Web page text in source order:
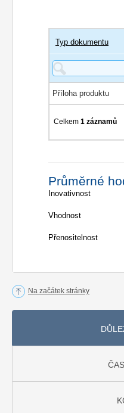
Typ dokumentu
Příloha produktu
Celkem1 záznamů
Průměrné
Inovativnost
Vhodnost
Přenositelnost
Na začátek stránky